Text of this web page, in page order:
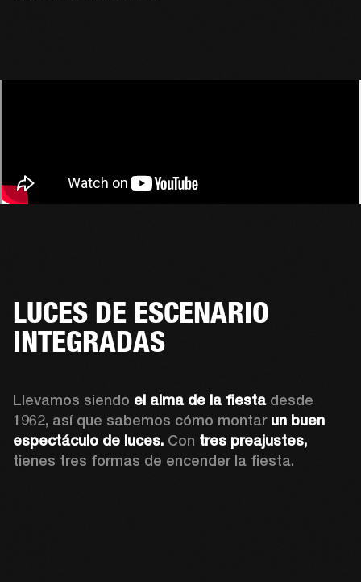
LUCES DE ESCENARIO
INTEGRADAS
Llevamos siendo el alma de la fiesta desde
1962, así que sabemos cómo montar un buen
espectáculo de luces. Con tres preajustes,
tienes tres formas de encender la fiesta.